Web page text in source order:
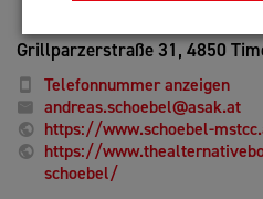
Grillparzerstraße 31, 4850
Telefonnummer anzeigen
andreas.schoebel@asak.at
https://www.schoebel-
https://
schoebel/